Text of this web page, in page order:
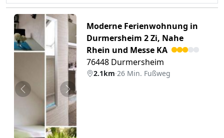
Zurück Weiter
Moderne Ferienwohnung in
Durmersheim 2 Zi, Nahe
Rhein und Messe KA
76448 Durmersheim
2.1km·26 Min. Fußweg